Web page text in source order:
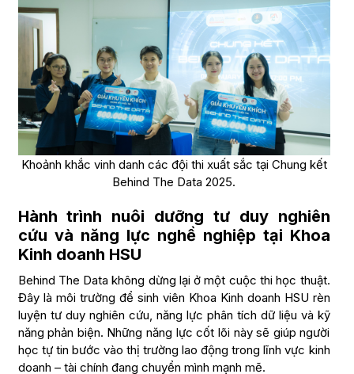
Khoảnh khắc vinh danh các đội thi xuất sắc tại Chung kết
Behind The Data 2025.
Hành trình nuôi dưỡng tư duy nghiên
cứu và năng lực nghề nghiệp tại Khoa
Kinh doanh HSU
Behind The Data không dừng lại ở một cuộc thi học thuật.
Đây là môi trường để sinh viên Khoa Kinh doanh HSU rèn
luyện tư duy nghiên cứu, năng lực phân tích dữ liệu và kỹ
năng phản biện. Những năng lực cốt lõi này sẽ giúp người
học tự tin bước vào thị trường lao động trong lĩnh vực kinh
doanh – tài chính đang chuyển mình mạnh mẽ.